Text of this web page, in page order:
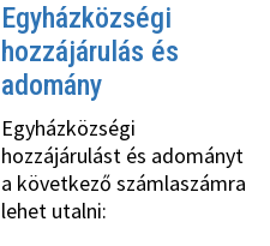
Egyházközségi
hozzájárulás és
adomány
Egyházközségi
hozzájárulást és adományt
a következő számlaszámra
lehet utalni: